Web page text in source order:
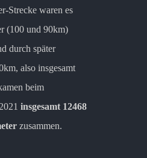
Strecke waren es
(100 und 90km)
durch später
also insgesamt
beim
insgesamt 12468
zusammen.